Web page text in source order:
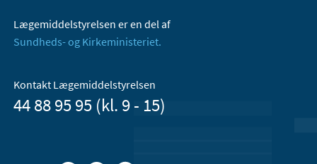
Lægemiddelstyrelsen er en del af
Sundheds- og Kirkeministeriet.
Kontakt Lægemiddelstyrelsen
44 88 95 95 (kl. 9 - 15)